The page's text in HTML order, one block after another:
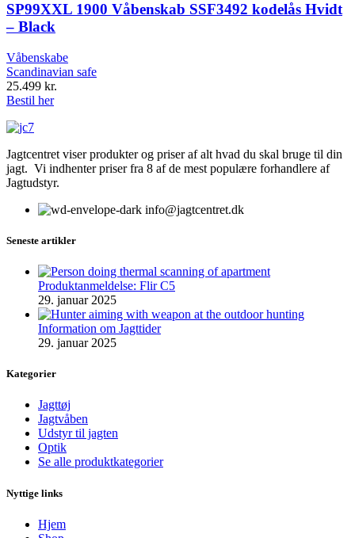
SP99XXL 1900 Våbenskab SSF3492 kodelås Hvidt
– Black
Våbenskabe
Scandinavian safe
25.499 kr.
Bestil her
Jagtcentret viser produkter og priser af alt hvad du skal bruge til din
jagt. Vi indhenter priser fra 8 af de mest populære forhandlere af
Jagtudstyr.
info@jagtcentret.dk
Seneste artikler
Produktanmeldelse: Flir C5
29. januar 2025
Information om Jagttider
29. januar 2025
Kategorier
Jagttøj
Jagtvåben
Udstyr til jagten
Optik
Se alle produktkategorier
Nyttige links
Hjem